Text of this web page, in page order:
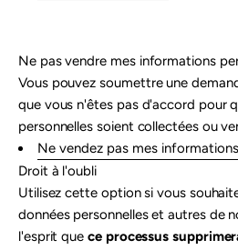
Ne pas vendre mes informations
Vous pouvez soumettre une
que vous n'êtes pas d'accord pour
personnelles soient collectées ou
Ne vendez pas mes
Droit à l'oubli
Utilisez cette option si vous
données personnelles et autres de
l'esprit quece processus